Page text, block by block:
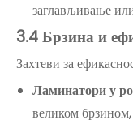
заглављивање
3.4 Брзина и
Захтеви за
Ламинатори у
великом